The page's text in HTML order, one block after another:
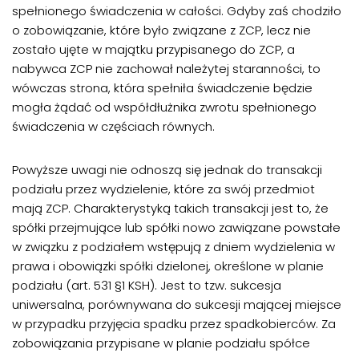
spełnionego świadczenia w całości. Gdyby zaś chodziło
o zobowiązanie, które było związane z ZCP, lecz nie
zostało ujęte w majątku przypisanego do ZCP, a
nabywca ZCP nie zachował należytej staranności, to
wówczas strona, która spełniła świadczenie będzie
mogła żądać od współdłużnika zwrotu spełnionego
świadczenia w częściach równych.
Powyższe uwagi nie odnoszą się jednak do transakcji
podziału przez wydzielenie, które za swój przedmiot
mają ZCP. Charakterystyką takich transakcji jest to, że
spółki przejmujące lub spółki nowo zawiązane powstałe
w związku z podziałem wstępują z dniem wydzielenia w
prawa i obowiązki spółki dzielonej, określone w planie
podziału (art. 531 §1 KSH). Jest to tzw. sukcesja
uniwersalna, porównywana do sukcesji mającej miejsce
w przypadku przyjęcia spadku przez spadkobierców. Za
zobowiązania przypisane w planie podziału spółce